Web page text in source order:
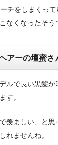
チをしまくっ
なくなったそう
アーの壇蜜さ
ルで長い黒髪が
す。
羨ましい、と思
れませんね。